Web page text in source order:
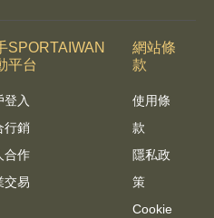
SPORTAIWAN
平台
登入
行銷
合作
交易
網站條
款
使用條
款
隱私政
策
Cookie